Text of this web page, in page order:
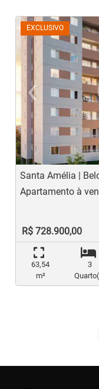
EXCLUSIVO
‹
Santa Amélia |
Apartamento à
R$ 728.900,00
63,54
m²
3